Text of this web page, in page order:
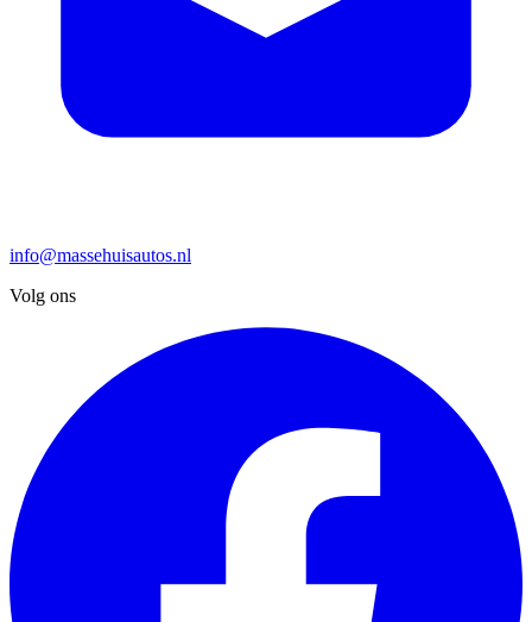
info@massehuisautos.nl
Volg ons